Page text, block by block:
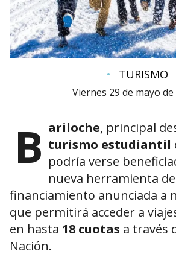
• TURISMO
viernes 29 de mayo
B ariloche, principal
turismo estudiantil
podría verse
nueva herramienta de
financiamiento anunciada a
que permitirá acceder a
en hasta 18 cuotas a través
Nación.